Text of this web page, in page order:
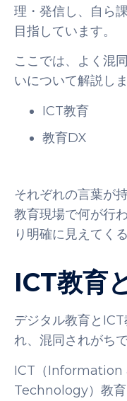
理・発信し、自ら
目指しています。
ここでは、よく混
いについて解説しま
ICT教育
教育DX
それぞれの言葉が
教育現場で何が行
り明確に見えてく
ICT教育
デジタル教育と
れ、混同されがちで
ICT（
Technology）教育